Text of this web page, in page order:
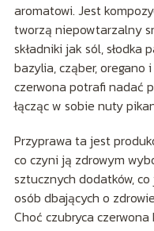
aromatowi. Jest
tworzą niepowtarzalny
składniki jak sól, słodka
bazylia, cząber, oregano
czerwona potrafi nadać
łącząc w sobie nuty
Przyprawa ta jest
co czyni ją zdrowym
sztucznych dodatków,
osób dbających o
Choć czubryca